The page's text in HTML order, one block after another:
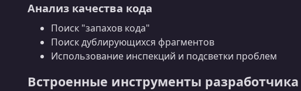
Анализ качества кода
Поиск "запахов кода"
Поиск дублирующихся фрагментов
Использование инспекций и подсветки проблем
Встроенные инструменты разработчика